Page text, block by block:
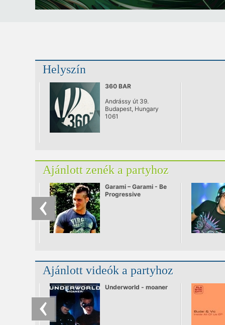
Helyszín
360 BAR
Andrássy út 39.
Budapest, Hungary
1061
Ajánlott zenék a partyhoz
Garami – Garami - Be
Progressive
Ajánlott videók a partyhoz
Underworld - moaner